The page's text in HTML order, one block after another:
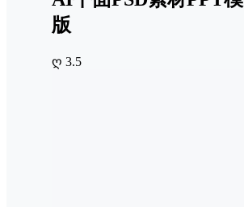
版
ღ 3.5